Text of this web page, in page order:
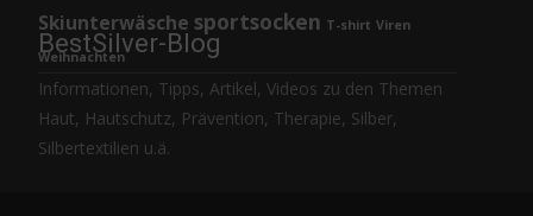
Skiunterwäsche sportsocken T-shirt Viren
Weihnachten
BestSilver-Blog
Informationen, Tipps, Artikel, Videos zu den Themen
Haut, Hautschutz, Prävention, Therapie, Silber,
Silbertextilien u.ä.